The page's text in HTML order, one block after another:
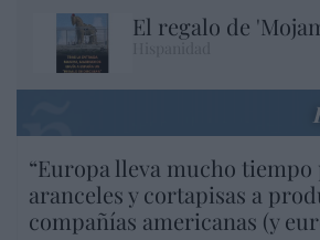
El regalo de
“Europa lleva mucho
aranceles y cortapisas a
compañías americanas (y